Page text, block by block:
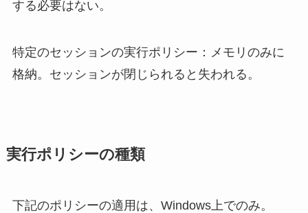
する必要はない。
特定のセッションの実行ポリシー：メモリのみに
格納。セッションが閉じられると失われる。
実行ポリシーの種類
下記のポリシーの適用は、Windows上でのみ。